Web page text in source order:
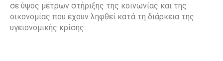
σε ύψος μέτρων στήριξης της κοινωνίας και της
οικονομίας που έχουν ληφθεί κατά τη διάρκεια της
υγειονομικής κρίσης.